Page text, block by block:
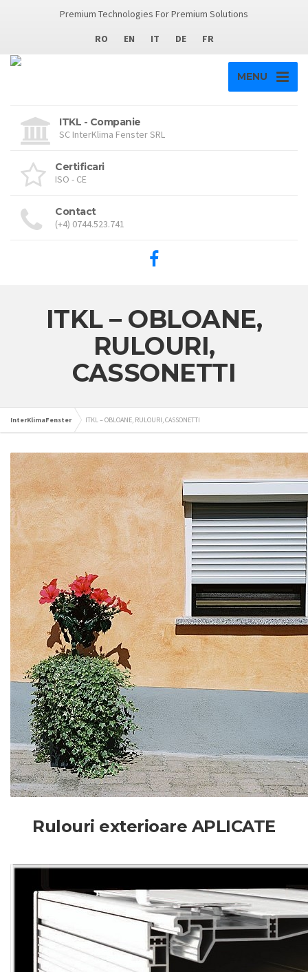
Premium Technologies For Premium Solutions
RO
EN IT DE FR
MENU
ITKL - Companie
SC InterKlima Fenster SRL
Certificari
ISO - CE
Contact
(+4) 0744.523.741
ITKL – OBLOANE,
RULOURI,
CASSONETTI
InterKlimaFenster ITKL – OBLOANE, RULOURI, CASSONETTI
Rulouri exterioare APLICATE